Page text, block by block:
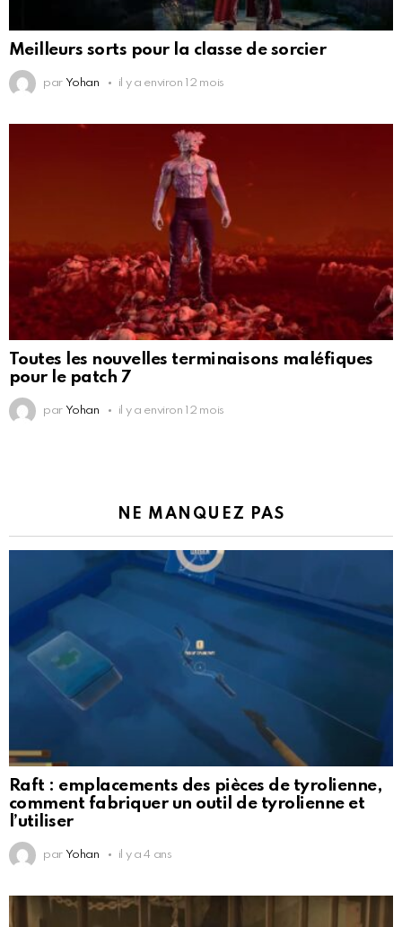
Meilleurs sorts pour la classe de sorcier
par Yohan il y a environ 12 mois
Toutes les nouvelles terminaisons maléfiques
pour le patch 7
par Yohan il y a environ 12 mois
NE MANQUEZ PAS
Raft : emplacements des pièces de tyrolienne,
comment fabriquer un outil de tyrolienne et
l’utiliser
par Yohan il y a 4 ans